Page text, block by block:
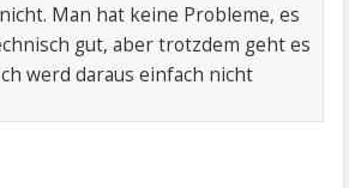
Man hat keine Probleme, es
gut, aber trotzdem geht es
werd daraus einfach nicht